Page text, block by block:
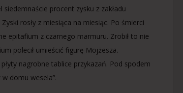
procent zysku z zakładu
rosły z miesiąca na miesiąc. Po śmierci
epitafium z czarnego marmuru. Zrobił to nie
polecił umieścić figurę Mojżesza.
nagrobne tablice przykazań. Pod spodem
domu wesela”.